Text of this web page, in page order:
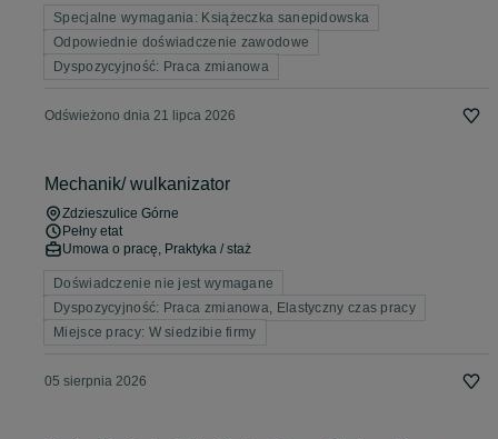
Specjalne wymagania: Książeczka sanepidowska
Odpowiednie doświadczenie zawodowe
Dyspozycyjność: Praca zmianowa
Odświeżono dnia 21 lipca 2026
Mechanik/ wulkanizator
Zdzieszulice Górne
Pełny etat
Umowa o pracę, Praktyka / staż
Doświadczenie nie jest wymagane
Dyspozycyjność: Praca zmianowa, Elastyczny czas pracy
Miejsce pracy: W siedzibie firmy
05 sierpnia 2026